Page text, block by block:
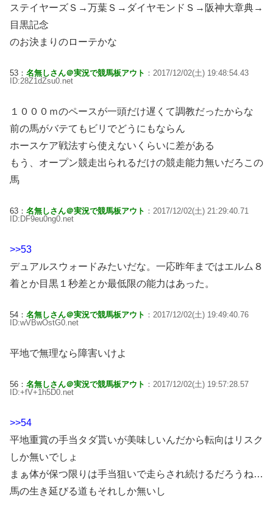
ステイヤーズＳ→万葉Ｓ→ダイヤモンドＳ→阪神大章典→
目黒記念
のお決まりのローテかな
53： 名無しさん＠実況で競馬板アウト ：2017/12/02(土) 19:48:54.43
ID:28Z1dZsu0.net
１０００ｍのペースが一頭だけ遅くて調教だったからな
前の馬がバテてもビリでどうにもならん
ホースケア戦法すら使えないくらいに差がある
もう、オープン競走出られるだけの競走能力無いだろこの
馬
63： 名無しさん＠実況で競馬板アウト ：2017/12/02(土) 21:29:40.71
ID:DF9eu0ng0.net
>>53
デュアルスウォードみたいだな。一応昨年まではエルム８
着とか目黒１秒差とか最低限の能力はあった。
54： 名無しさん＠実況で競馬板アウト ：2017/12/02(土) 19:49:40.76
ID:wVBwOstG0.net
平地で無理なら障害いけよ
56： 名無しさん＠実況で競馬板アウト ：2017/12/02(土) 19:57:28.57
ID:+fV+1h5D0.net
>>54
平地重賞の手当タダ貰いが美味しいんだから転向はリスク
しか無いでしょ
まぁ体が保つ限りは手当狙いで走らされ続けるだろうね…
馬の生き延びる道もそれしか無いし